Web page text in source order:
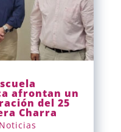
afrontan un
del 25
Charra
Noticias